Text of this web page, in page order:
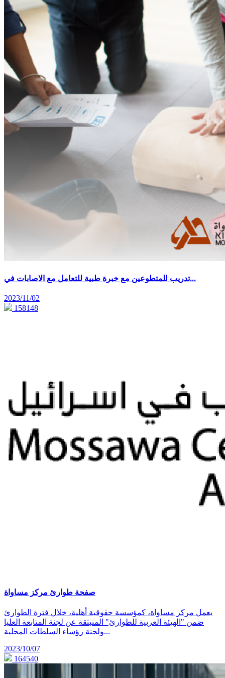
تدريب للمتطوعين مع خبرة طبية للتعامل مع الاصابات في...
2023/11/02
158148
صفحة طوارئ مركز مساواة
يعمل مركز مساواة، كمؤسسة حقوقية أهلية، خلال فترة الطوارئ
ضمن "الهيئة العربية للطوارئ" المنبثقة عن لجنة المتابعة العليا
ولجنة رؤساء السلطات المحلية...
2023/10/07
164540